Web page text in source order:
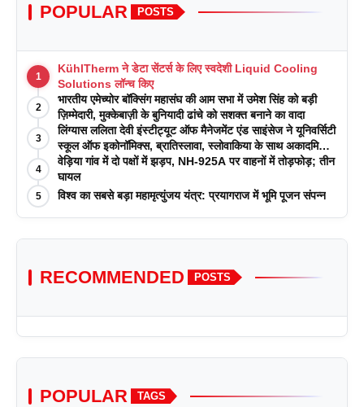
POPULAR POSTS
1
KühlTherm ने डेटा सेंटर्स के लिए स्वदेशी Liquid Cooling
Solutions लॉन्च किए
2
भारतीय एमेच्योर बॉक्सिंग महासंघ की आम सभा में उमेश सिंह को बड़ी
ज़िम्मेदारी, मुक्केबाज़ी के बुनियादी ढांचे को सशक्त बनाने का वादा
3
लिंग्यास ललिता देवी इंस्टीट्यूट ऑफ मैनेजमेंट एंड साइंसेज ने यूनिवर्सिटी
स्कूल ऑफ इकोनॉमिक्स, ब्रातिस्लावा, स्लोवाकिया के साथ अकादमिक
पत्रिकाओं में प्रकाशन रणनीतियों पर एक दिवसीय कार्यशाला का
आयोजन किया
4
वेड़िया गांव में दो पक्षों में झड़प, NH-925A पर वाहनों में तोड़फोड़; तीन
घायल
5 विश्व का सबसे बड़ा महामृत्युंजय यंत्र: प्रयागराज में भूमि पूजन संपन्न
RECOMMENDED POSTS
POPULAR TAGS